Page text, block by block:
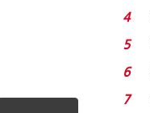
4
5
6
7